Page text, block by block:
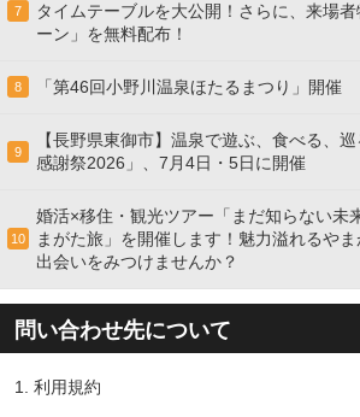
7
タイムテーブルを大公開！さらに、来場
ーン」を無料配布！
8 「第46回小野川温泉ほたるまつり」開催
9
【長野県東御市】温泉で遊ぶ、食べる、
感謝祭2026」、7月4日・5日に開催
10
婚活×移住・観光ツアー「まだ知らない未
まがた旅」を開催します！魅力溢れるや
出会いをみつけませんか？
問い合わせ先について
1. 利用規約